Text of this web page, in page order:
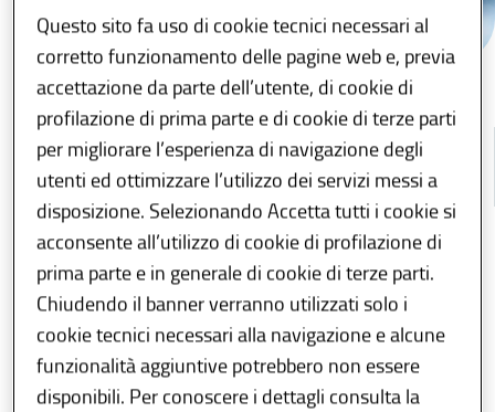
... / Mission della Direzione Generale Sviluppo economico: sviluppo di un ecosistema favorevole alle imprese per la crescita e la competitività del territorio
INDICE
Condividi E-reader Download
Direzione Generale
Sviluppo economico
Questo sito fa uso di cookie tecnici necessari al
corretto funzionamento delle pagine web e, previa
accettazione da parte dell’utente, di cookie di
profilazione di prima parte e di cookie di terze parti
per migliorare l’esperienza di navigazione degli
utenti ed ottimizzare l’utilizzo dei servizi messi a
disposizione. Selezionando Accetta tutti i cookie si
acconsente all’utilizzo di cookie di profilazione di
prima parte e in generale di cookie di terze parti.
Chiudendo il banner verranno utilizzati solo i
cookie tecnici necessari alla navigazione e alcune
funzionalità aggiuntive potrebbero non essere
disponibili. Per conoscere i dettagli consulta la